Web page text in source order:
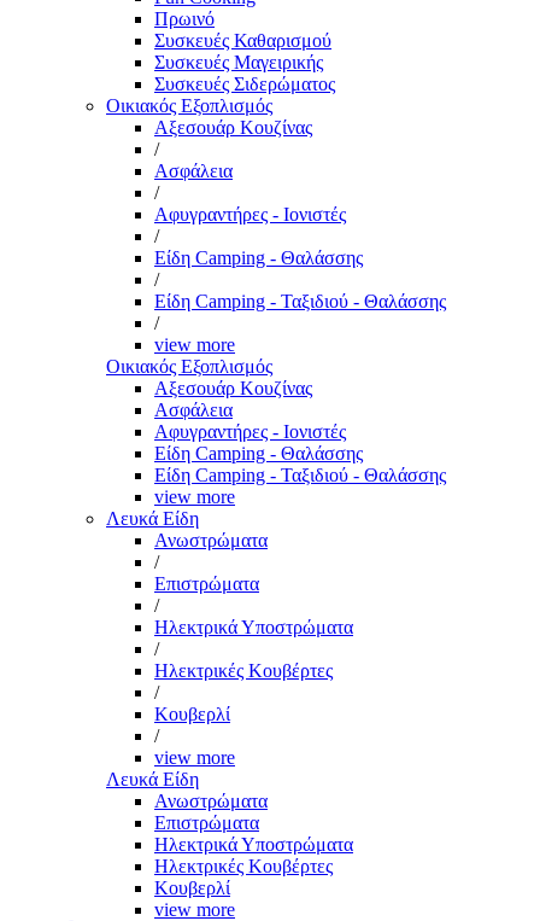
Πρωινό
Συσκευές Καθαρισμού
Συσκευές Μαγειρικής
Συσκευές Σιδερώματος
Οικιακός Εξοπλισμός
Αξεσουάρ Κουζίνας
/
Ασφάλεια
/
Αφυγραντήρες - Ιονιστές
/
Είδη Camping - Θαλάσσης
/
Είδη Camping - Ταξιδιού - Θαλάσσης
/
view more
Οικιακός Εξοπλισμός
Αξεσουάρ Κουζίνας
Ασφάλεια
Αφυγραντήρες - Ιονιστές
Είδη Camping - Θαλάσσης
Είδη Camping - Ταξιδιού - Θαλάσσης
view more
Λευκά Είδη
Ανωστρώματα
/
Επιστρώματα
/
Ηλεκτρικά Υποστρώματα
/
Ηλεκτρικές Κουβέρτες
/
Κουβερλί
/
view more
Λευκά Είδη
Ανωστρώματα
Επιστρώματα
Ηλεκτρικά Υποστρώματα
Ηλεκτρικές Κουβέρτες
Κουβερλί
view more